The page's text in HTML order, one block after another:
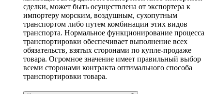
сделки, может быть осуществлена от экспортера к
импортеру морским, воздушным, сухопутным
транспортом либо путем комбинации этих видов
транспорта. Нормальное функционирование процесса
транспортировки обеспечивает выполнение всех
обязательств, взятых сторонами по купле-продаже
товара. Огромное значение имеет правильный выбор
всеми сторонами контракта оптимального способа
транспортировки товара.